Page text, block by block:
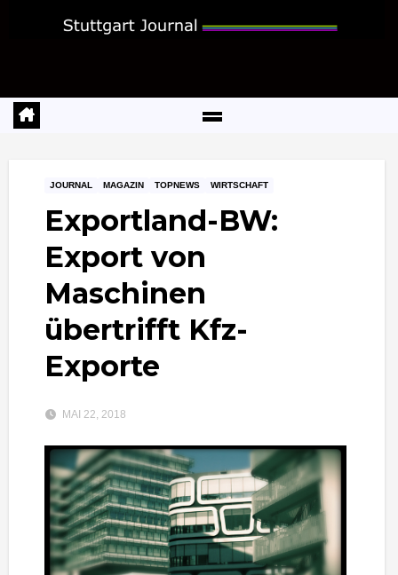
JOURNAL MAGAZIN TOPNEWS WIRTSCHAFT
Exportland-BW:
Export von
Maschinen
übertrifft Kfz-
Exporte
MAI 22, 2018